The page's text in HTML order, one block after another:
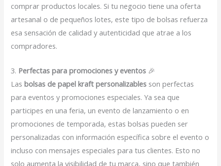
comprar productos locales. Si tu negocio tiene una oferta
artesanal o de pequeños lotes, este tipo de bolsas refuerza
esa sensación de calidad y autenticidad que atrae a los
compradores.
3. Perfectas para promociones y eventos 🎉
Lasbolsas de papel kraft personalizables son perfectas
para eventos y promociones especiales. Ya sea que
participes en una feria, un evento de lanzamiento o en
promociones de temporada, estas bolsas pueden ser
personalizadas con información específica sobre el evento o
incluso con mensajes especiales para tus clientes. Esto no
solo aumenta la visibilidad de tu marca, sino que también